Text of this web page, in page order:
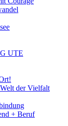
UTE
der Vielfalt
+ Beruf